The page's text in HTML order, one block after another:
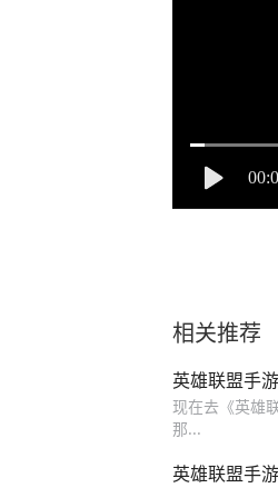
相关推荐
英雄联盟手
现在去《英雄
那...
英雄联盟手